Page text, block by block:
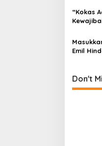
“Kokas
Emil
Don't